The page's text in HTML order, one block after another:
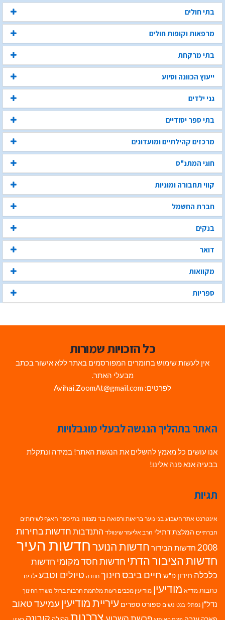
בתי חולים
מרפאות וקופות חולים
בתי מרקחת
ייעוץ הכוונה וסיוע
גני ילדים
בתי ספר יסודיים
מרכזים קהילתיים ומועדונים
חוגי המתנ"ס
קווי תחבורה ומוניות
חברת החשמל
בנקים
דואר
מקוואות
ספריות
כל הזכויות שמורות
אין לעשות שימוש בחומרים המפורסמים באתר ללא אישור בכתב
מבעלי האתר.
לפרטים: Avihai.ZoomAt@gmail.com
האתר בתהליך הנגשה לבעלי מוגבלויות
אנו עושים כל מאמץ להשלים את הנגשת האתר! במידה ונתקלת
בבעיה אנא פנה אלינו!
תגיות
אינטרנט אתר השבוע בני נוער בריאות ורפואה בר מצווה בתי ספר האגף לשירותים
חברתיים המלצת דתילי הרב אליעזר שינוולד התנדבות חדשות בחירות
2008 חדשות הבידור חדשות הנוערחדשות העיר
חדשות הציבור הדתי חדשות חסד מקומי חדשות
כלכלה חידון פ"ש חיים ביבסחינוך חנוכה טיולים וטבע ילדים
כתבות מד"א מודיעין מודיעין מכבים רעות מלחמת חרבות ברזל משרד החינוך
נדל"ן נפתלי בנט נשים ספורט ספרים עיריית מודיעין עמיעד טאוב
צרכנות